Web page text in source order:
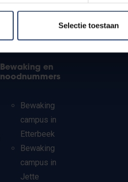
Selectie toestaan
Bewaking en
noodnummers
Bewaking
campus in
Etterbeek
Bewaking
campus in
Jette